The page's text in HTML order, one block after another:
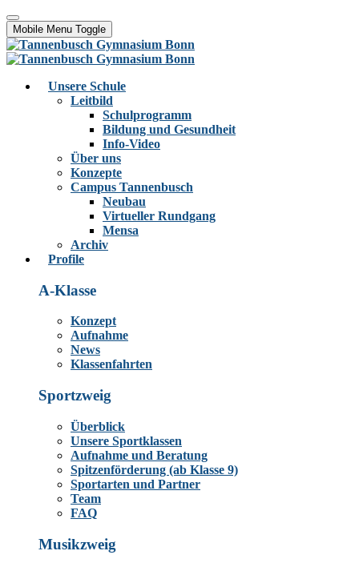
Mobile Menu Toggle
Unsere Schule
Leitbild
Schulprogramm
Bildung und Gesundheit
Info-Video
Über uns
Konzepte
Campus Tannenbusch
Neubau
Virtueller Rundgang
Mensa
Archiv
Profile
A-Klasse
Konzept
Aufnahme
News
Klassenfahrten
Sportzweig
Überblick
Unsere Sportklassen
Aufnahme und Beratung
Spitzenförderung (ab Klasse 9)
Sportarten und Partner
Team
FAQ
Musikzweig